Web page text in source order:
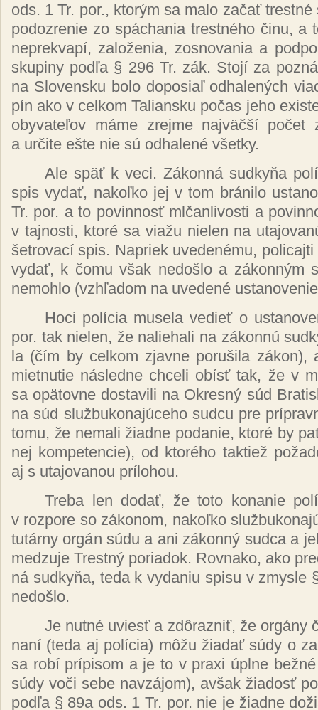
ods. 1 Tr. por., kto­rým sa ma­lo za­čať
po­doz­re­nie zo spá­chania tres­tné­ho či­nu, a
nep­rek­va­pí, za­lo­že­nia, zos­no­va­nia a
sku­pi­ny pod­ľa § 296 Tr. zák. Sto­jí za
na Slo­ven­sku bo­lo do­po­siaľ od­ha­le­ných
pín ako v cel­kom Ta­lian­sku po­čas je­ho
oby­va­te­ľov má­me zrej­me naj­väč­ší po­čet
a ur­či­te eš­te nie sú od­ha­le­né všet­ky.
Ale späť k ve­ci. Zá­kon­ná sud­ky­ňa
spis vy­dať, na­koľ­ko jej v tom brá­ni­lo
Tr. por. a to po­vin­nosť ml­čan­li­vos­ti a
v taj­nos­ti, kto­ré sa via­žu nie­len na
šet­ro­va­cí spis. Na­priek uve­de­né­mu,
vy­dať, k čo­mu však ne­doš­lo a zá­kon­ným
ne­moh­lo (vzhľa­dom na uve­de­né
Ho­ci po­lí­cia mu­se­la ve­dieť o
por. tak nie­len, že na­lie­ha­li na zá­kon­nú
la (čím by cel­kom zjav­ne po­ru­ši­la
miet­nu­tie nás­led­ne chce­li obísť tak, že v
sa opä­tov­ne dos­ta­vi­li na Ok­res­ný súd
na súd služ­bu­ko­na­jú­ce­ho sud­cu pre
to­mu, že ne­ma­li žiad­ne po­da­nie, kto­ré by
nej kom­pe­ten­cie), od kto­ré­ho tak­tiež
aj s uta­jo­va­nou príl­ohou.
Tre­ba len do­dať, že to­to ko­na­nie
v roz­po­re so zá­ko­nom, na­koľ­ko
tu­tár­ny or­gán sú­du a ani zá­kon­ný sud­ca a
me­dzu­je Trest­ný po­ria­dok. Rov­na­ko, ako
ná sud­ky­ňa, te­da k vy­da­niu spi­su v zmys­le
ne­doš­lo.
Je nut­né uviesť a zdô­raz­niť, že or­gá­ny
na­ní (te­da aj po­lí­cia) mô­žu žia­dať sú­dy o
sa ro­bí prí­pi­som a je to v praxi úpl­ne
sú­dy vo­či se­be nav­zá­jom), av­šak žia­dosť
pod­ľa § 89a ods. 1 Tr. por. nie je žiad­ne